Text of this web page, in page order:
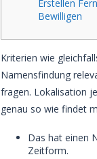
Erstellen
Bewilligen
Kriterien wie
Namensfindung
fragen. Lokalisation
genau so wie findet
Das hat einen
Zeitform.